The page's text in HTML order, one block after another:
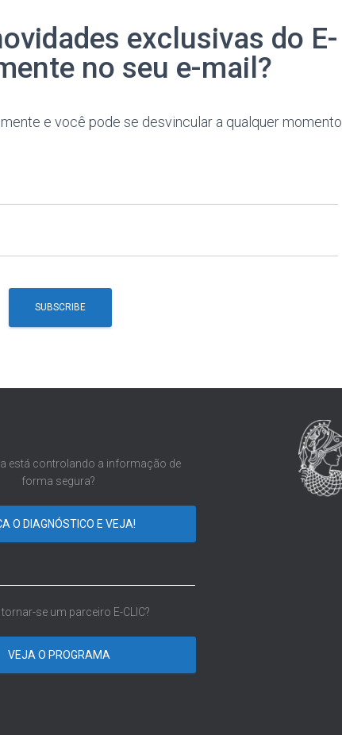
exclusivas do E-
no seu e-mail?
e você pode se desvincular a qualquer momento.
está controlando a informação de
forma segura?
O DIAGNÓSTICO E VEJA!
tornar-se um parceiro E-CLIC?
VEJA O PROGRAMA